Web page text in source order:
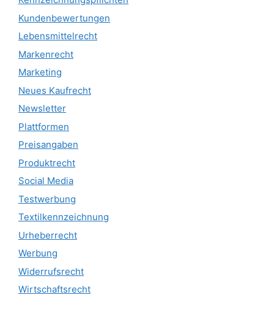
Kundenbewertungen
Lebensmittelrecht
Markenrecht
Marketing
Neues Kaufrecht
Newsletter
Plattformen
Preisangaben
Produktrecht
Social Media
Testwerbung
Textilkennzeichnung
Urheberrecht
Werbung
Widerrufsrecht
Wirtschaftsrecht